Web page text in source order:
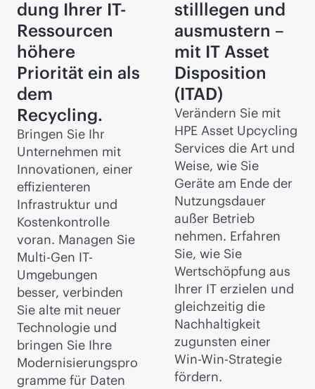
dung Ihrer IT-
Ressourcen
höhere
Priorität ein als
dem
Recycling.
Bringen Sie Ihr
Unternehmen mit
Innovationen, einer
effizienteren
Infrastruktur und
Kostenkontrolle
voran. Managen Sie
Multi-Gen IT-
Umgebungen
besser, verbinden
Sie alte mit neuer
Technologie und
bringen Sie Ihre
Modernisierungspro
gramme für Daten
stilllegen und
ausmustern –
mit IT Asset
Disposition
(ITAD)
Verändern Sie mit
HPE Asset Upcycling
Services die Art und
Weise, wie Sie
Geräte am Ende der
Nutzungsdauer
außer Betrieb
nehmen. Erfahren
Sie, wie Sie
Wertschöpfung aus
Ihrer IT erzielen und
gleichzeitig die
Nachhaltigkeit
zugunsten einer
Win-Win-Strategie
fördern.